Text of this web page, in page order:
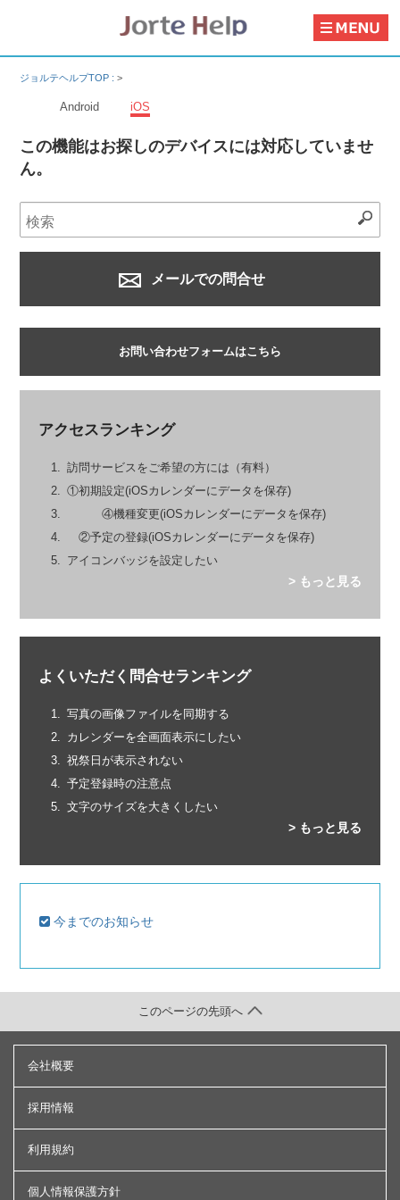
ジョルテヘルプTOP :>
Android iOS
この機能はお探しのデバイスには対応していませ
ん。
メールでの問合せ
お問い合わせフォームはこちら
アクセスランキング
訪問サービスをご希望の方には（有料）
①初期設定(iOSカレンダーにデータを保存)
④機種変更(iOSカレンダーにデータを保存)
②予定の登録(iOSカレンダーにデータを保存)
アイコンバッジを設定したい
> もっと見る
よくいただく問合せランキング
写真の画像ファイルを同期する
カレンダーを全画面表示にしたい
祝祭日が表示されない
予定登録時の注意点
文字のサイズを大きくしたい
> もっと見る
今までのお知らせ
会社概要
採用情報
利用規約
個人情報保護方針
このページの先頭へ